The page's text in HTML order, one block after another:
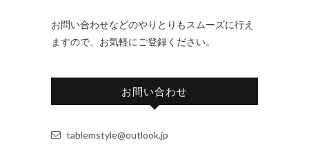
お問い合わせなどのやりとりもスムーズに行え
ますので、お気軽にご登録ください。
お問い合わせ
tablemstyle@outlook.jp